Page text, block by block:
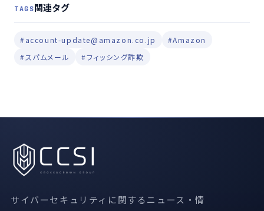
TAGS関連タグ
#account-update@amazon.co.jp
#Amazon
#スパムメール
#フィッシング詐欺
サイバーセキュリティに関するニュース・情